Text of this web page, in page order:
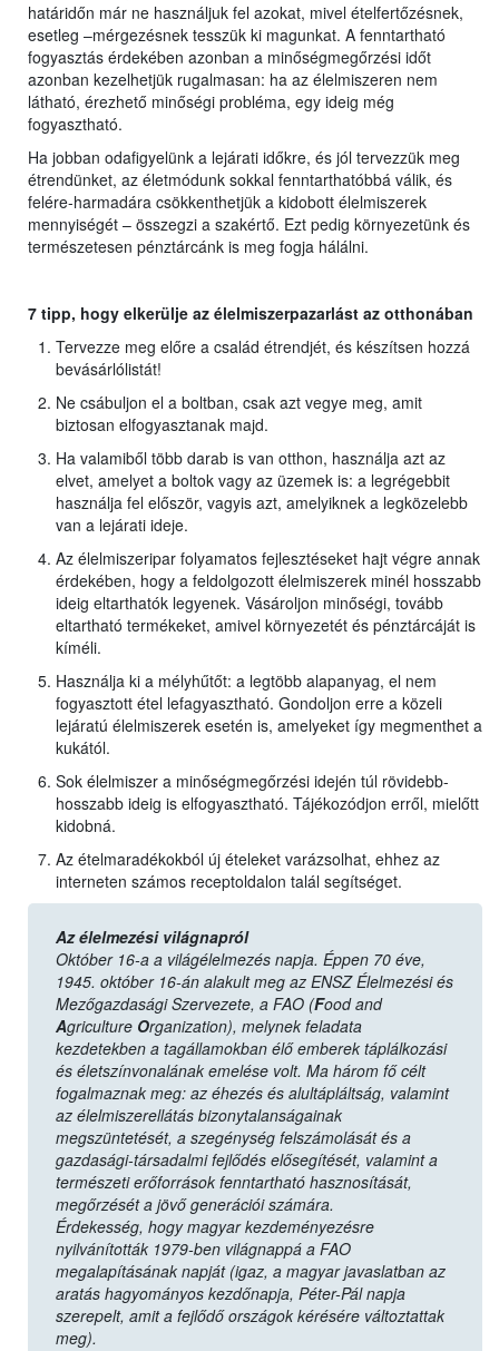
határidőn már ne használjuk fel azokat, mivel ételfertőzésnek,
esetleg –mérgezésnek tesszük ki magunkat. A fenntartható
fogyasztás érdekében azonban a minőségmegőrzési időt
azonban kezelhetjük rugalmasan: ha az élelmiszeren nem
látható, érezhető minőségi probléma, egy ideig még
fogyasztható.
Ha jobban odafigyelünk a lejárati időkre, és jól tervezzük meg
étrendünket, az életmódunk sokkal fenntarthatóbbá válik, és
felére-harmadára csökkenthetjük a kidobott élelmiszerek
mennyiségét – összegzi a szakértő. Ezt pedig környezetünk és
természetesen pénztárcánk is meg fogja hálálni.
7 tipp, hogy elkerülje az élelmiszerpazarlást az otthonában
Tervezze meg előre a család étrendjét, és készítsen hozzá
bevásárlólistát!
Ne csábuljon el a boltban, csak azt vegye meg, amit
biztosan elfogyasztanak majd.
Ha valamiből több darab is van otthon, használja azt az
elvet, amelyet a boltok vagy az üzemek is: a legrégebbit
használja fel először, vagyis azt, amelyiknek a legközelebb
van a lejárati ideje.
Az élelmiszeripar folyamatos fejlesztéseket hajt végre annak
érdekében, hogy a feldolgozott élelmiszerek minél hosszabb
ideig eltarthatók legyenek. Vásároljon minőségi, tovább
eltartható termékeket, amivel környezetét és pénztárcáját is
kíméli.
Használja ki a mélyhűtőt: a legtöbb alapanyag, el nem
fogyasztott étel lefagyasztható. Gondoljon erre a közeli
lejáratú élelmiszerek esetén is, amelyeket így megmenthet a
kukától.
Sok élelmiszer a minőségmegőrzési idején túl rövidebb-
hosszabb ideig is elfogyasztható. Tájékozódjon erről, mielőtt
kidobná.
Az ételmaradékokból új ételeket varázsolhat, ehhez az
interneten számos receptoldalon talál segítséget.
Az élelmezési világnapról
Október 16-a a világélelmezés napja. Éppen 70 éve,
1945. október 16-án alakult meg az ENSZ Élelmezési és
Mezőgazdasági Szervezete, a FAO (Food and
Agriculture Organization), melynek feladata
kezdetekben a tagállamokban élő emberek táplálkozási
és életszínvonalának emelése volt. Ma három fő célt
fogalmaznak meg: az éhezés és alultápláltság, valamint
az élelmiszerellátás bizonytalanságainak
megszüntetését, a szegénység felszámolását és a
gazdasági-társadalmi fejlődés elősegítését, valamint a
természeti erőforrások fenntartható hasznosítását,
megőrzését a jövő generációi számára.
Érdekesség, hogy magyar kezdeményezésre
nyilvánították 1979-ben világnappá a FAO
megalapításának napját (igaz, a magyar javaslatban az
aratás hagyományos kezdőnapja, Péter-Pál napja
szerepelt, amit a fejlődő országok kérésére változtattak
meg).